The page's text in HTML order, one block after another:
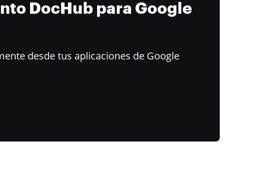
DocHub para Google
desde tus aplicaciones de Google